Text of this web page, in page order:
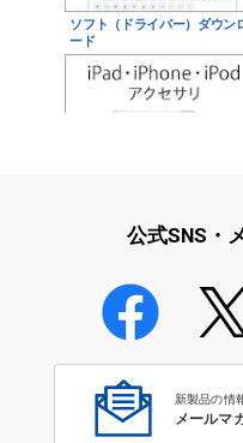
ソフト（ドライバー）ダウン
ード
学校教育のICT環境整備特集
公式SNS・
新製品の情
メールマ